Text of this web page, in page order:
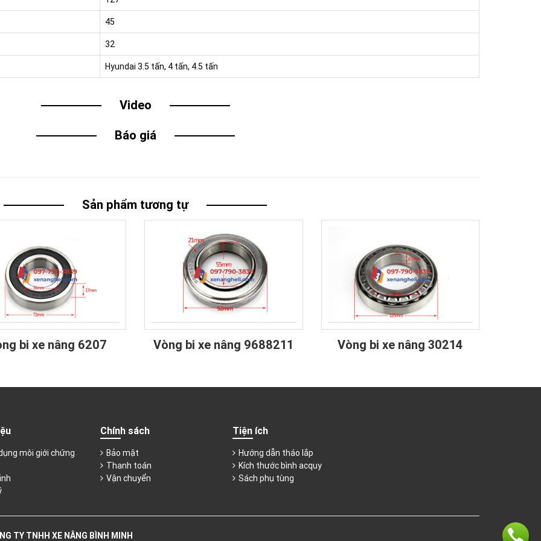
45
32
Hyundai 3.5 tấn, 4 tấn, 4.5 tấn
Video
Báo giá
Sản phẩm tương tự
bi xe nâng 6207 Vòng bi xe nâng 9688211 Vòng bi xe nâng 30214
môi giới chứng
Chính sách
Bảo mật
Thanh toán
Vận chuyển
Tiện ích
Hướng dẫn tháo lắp
Kích thước bình acquy
Sách phụ tùng
TY TNHH XE NÂNG BÌNH MINH